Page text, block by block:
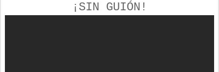
¡SIN GUIÓN!